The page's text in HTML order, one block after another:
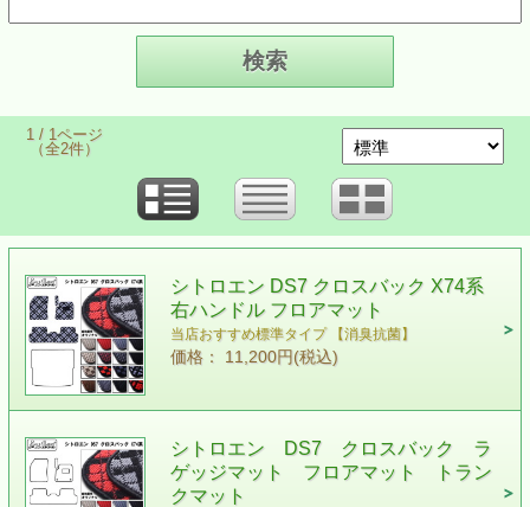
1 / 1ページ
（全2件）
シトロエン DS7 クロスバック X74系
右ハンドル フロアマット
当店おすすめ標準タイプ 【消臭抗菌】
価格： 11,200円(税込)
シトロエン DS7 クロスバック ラ
ゲッジマット フロアマット トラン
クマット